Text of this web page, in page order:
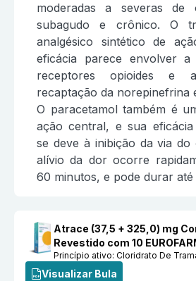
moderadas a severas de
subagudo e crônico. O
analgésico sintético de
eficácia parece envolver a
receptores opioides e
recaptação da norepinefrina
O paracetamol também é
ação central, e sua eficácia
se deve à inibição da via do
alívio da dor ocorre
60 minutos, e pode durar
Atrace (37,5 + 325,0) mg
Revestido com 10
Princípio ativo:Cloridrato De
Visualizar Bula